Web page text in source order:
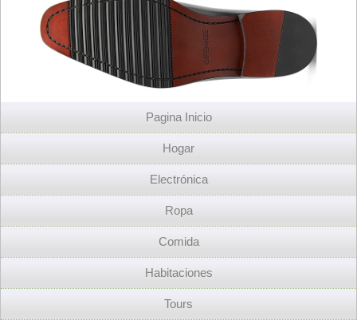
Pagina Inicio
Hogar
Electrónica
Ropa
Comida
Habitaciones
Tours